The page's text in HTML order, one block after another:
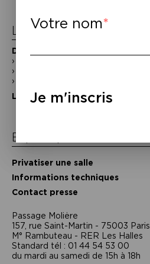
La Maison de la Poésie
Découvrir
L’équipe
Espace pro
Privatiser une salle
Informations techniques
Contact presse
Passage Moliėre
157, rue Saint-Martin - 75003 Paris
M° Rambuteau - RER Les Halles
Standard tél : 01 44 54 53 00
du mardi au samedi de 15h à 18h
Votre nom
Je m'inscris